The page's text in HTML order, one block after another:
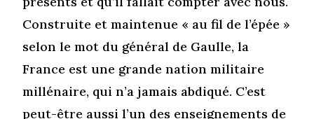
Construite et maintenue « au fil de l’épée »
selon le mot du général de Gaulle, la
France est une grande nation militaire
millénaire, qui n’a jamais abdiqué. C’est
peut-être aussi l’un des enseignements de